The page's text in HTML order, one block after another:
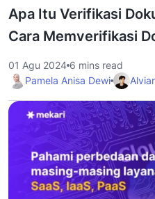
Apa Itu Verifikasi
Cara Memverifikasi
01 Agu 2024 6 mins read
Pamela Anisa Dewi